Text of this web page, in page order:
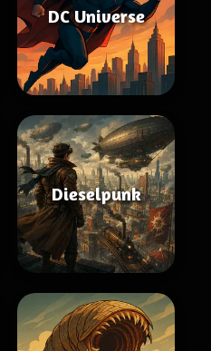
DC Universe
Dieselpunk